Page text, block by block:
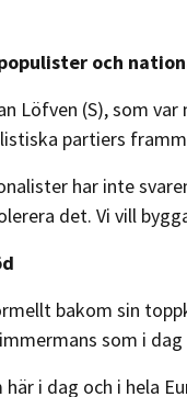
och
Löfven (S), som
partiers
har inte
det. Vi vill
bakom sin
som i
i dag och i hela